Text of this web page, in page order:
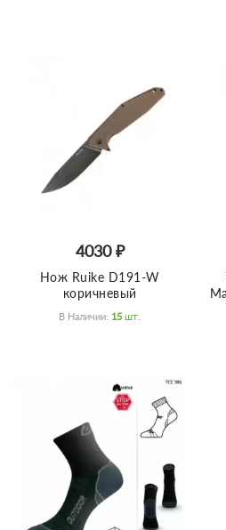
4030 ₽
Нож Ruike D191-W
коричневый
В Наличии: 15 Шт.